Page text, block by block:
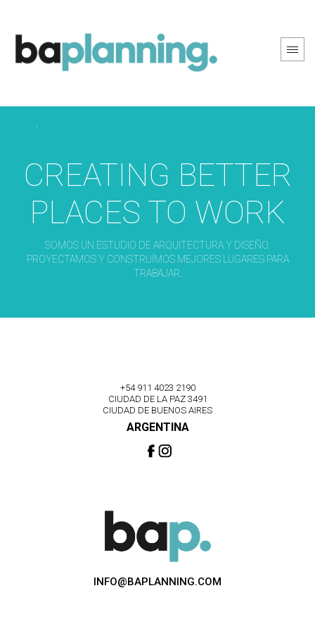
CREATING BETTER
PLACES TO WORK
SOMOS UN ESTUDIO DE ARQUITECTURA Y DISEÑO.
PROYECTAMOS Y CONSTRUÍMOS MEJORES LUGARES PARA
TRABAJAR.
+54 911 4023 2190
CIUDAD DE LA PAZ 3491
CIUDAD DE BUENOS AIRES
ARGENTINA
INFO@BAPLANNING.COM